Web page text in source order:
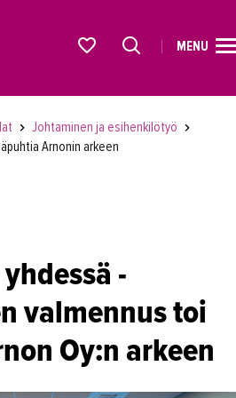
ja kortit
koulutukset
oikeustulkkaus
MENU
Johtaminen ja esihenkilötyö
Arnonin arkeen
-
valmennus toi
Oy:n arkeen